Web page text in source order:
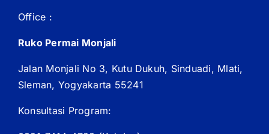
Office :
Ruko Permai Monjali
Jalan Monjali No 3, Kutu Dukuh, Sinduadi, Mlati,
Sleman, Yogyakarta 55241
Konsultasi Program: